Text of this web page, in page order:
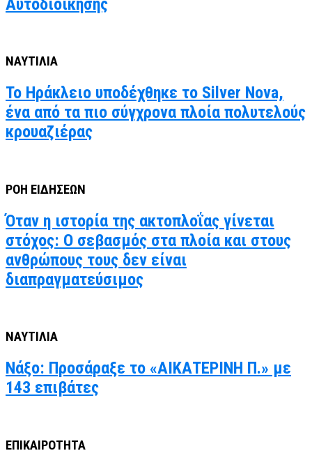
ΝΑΥΤΙΛΙΑ
Το Ηράκλειο υποδέχθηκε το Silver Nova,
ένα από τα πιο σύγχρονα πλοία πολυτελούς
κρουαζιέρας
ΡΟΗ ΕΙΔΗΣΕΩΝ
Όταν η ιστορία της ακτοπλοΐας γίνεται
στόχος: Ο σεβασμός στα πλοία και στους
ανθρώπους τους δεν είναι
διαπραγματεύσιμος
ΝΑΥΤΙΛΙΑ
Νάξο: Προσάραξε το «ΑΙΚΑΤΕΡΙΝΗ Π.» με
143 επιβάτες
ΕΠΙΚΑΙΡΟΤΗΤΑ